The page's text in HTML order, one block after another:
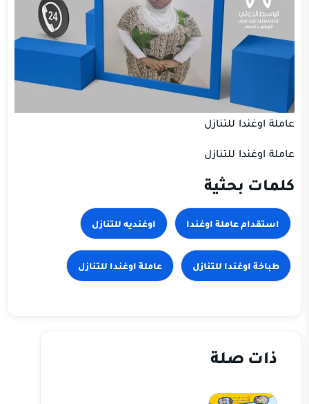
عاملة اوغندا للتنازل
عاملة اوغندا للتنازل
كلمات بحثية
استقدام عاملة اوغندا اوغنديه للتنازل
طباخة اوغندا للتنازل عاملة اوغندا للتنازل
ذات صلة